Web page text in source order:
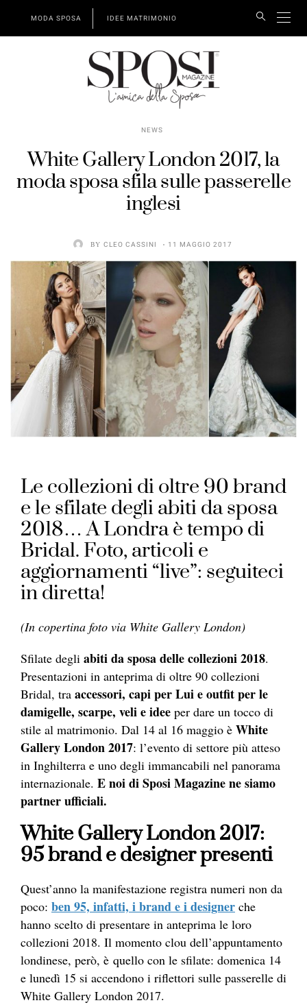
MODA SPOSA IDEE MATRIMONIO
NEWS
White Gallery London 2017, la
moda sposa sfila sulle passerelle
inglesi
BY CLEO CASSINI 11 MAGGIO 2017
Le collezioni di oltre 90 brand
e le sfilate degli abiti da sposa
2018… A Londra è tempo di
Bridal. Foto, articoli e
aggiornamenti “live”: seguiteci
in diretta!
(In copertina foto via White Gallery London)
Sfilate degli abiti da sposa delle collezioni 2018.
Presentazioni in anteprima di oltre 90 collezioni
Bridal, tra accessori, capi per Lui e outfit per le
damigelle, scarpe, veli e idee per dare un tocco di
stile al matrimonio. Dal 14 al 16 maggio è White
Gallery London 2017: l’evento di settore più atteso
in Inghilterra e uno degli immancabili nel panorama
internazionale. E noi di Sposi Magazine ne siamo
partner ufficiali.
White Gallery London 2017:
95 brand e designer presenti
Quest’anno la manifestazione registra numeri non da
poco: ben 95, infatti, i brand e i designer che
hanno scelto di presentare in anteprima le loro
collezioni 2018. Il momento clou dell’appuntamento
londinese, però, è quello con le sfilate: domenica 14
e lunedì 15 si accendono i riflettori sulle passerelle di
White Gallery London 2017.